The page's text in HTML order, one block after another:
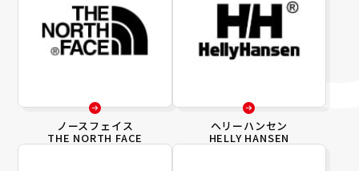
ノースフェイス
THE NORTH FACE
ヘリーハンセン
HELLY HANSEN